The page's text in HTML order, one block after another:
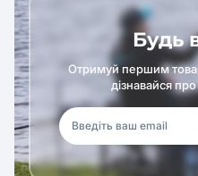
Будь
Отримуй першим
дізнавайся